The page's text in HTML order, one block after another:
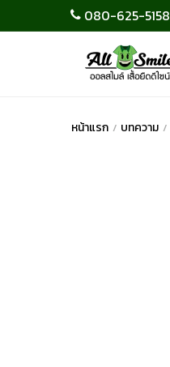
080-625-5158
หน้าแรก บทความ